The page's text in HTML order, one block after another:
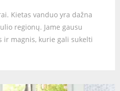
Kietas vanduo yra dažna
regionų. Jame gausu
ir magnis, kurie gali sukelti